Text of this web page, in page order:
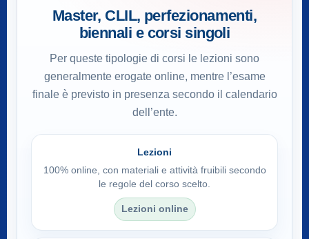
Master, CLIL, perfezionamenti,
biennali e corsi singoli
Per queste tipologie di corsi le lezioni sono
generalmente erogate online, mentre l’esame
finale è previsto in presenza secondo il calendario
dell’ente.
Lezioni
100% online, con materiali e attività fruibili secondo
le regole del corso scelto.
Lezioni online